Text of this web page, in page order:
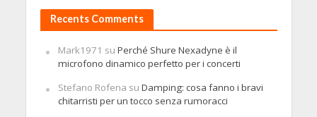
Recents Comments
Mark1971 su Perché Shure Nexadyne è il
microfono dinamico perfetto per i concerti
Stefano Rofena su Damping: cosa fanno i bravi
chitarristi per un tocco senza rumoracci